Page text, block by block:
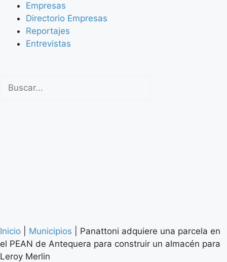
Empresas
Directorio Empresas
Reportajes
Entrevistas
Inicio Municipios
Panattoni adquiere una parcela en
el PEAN de Antequera para construir un almacén para
Leroy Merlin